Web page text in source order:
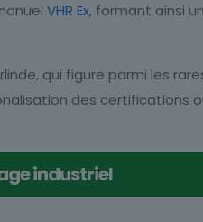
VHR Ex, formant ainsi
qui figure parmi les
des certifications
industriel